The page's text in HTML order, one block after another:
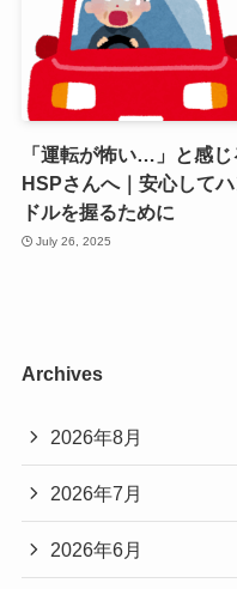
「運転が怖い…」と感じ
HSPさんへ｜安心して
ドルを握るために
July 26, 2025
Archives
2026年8月
2026年7月
2026年6月